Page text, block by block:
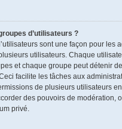
d’utilisateurs ?
sont une façon pour les
utilisateurs. Chaque
et chaque groupe peut détenir
facilite les tâches aux
de plusieurs utilisateurs
des pouvoirs de modération,
privé.